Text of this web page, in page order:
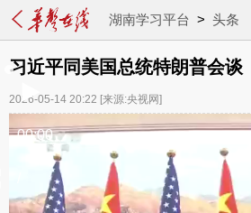
湖南学习平台 > 头条
习近平同美国总统特朗普会谈
2026-05-14 20:22 [来源:央视网]
00:00